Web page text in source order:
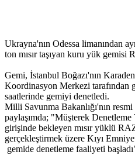
Ukrayna'nın Odessa limanından
ton mısır taşıyan kuru yük gemisi
Gemi, İstanbul Boğazı'nın
Koordinasyon Merkezi tarafından
saatlerinde gemiyi denetledi.
Milli Savunma Bakanlığı'nın resmi
paylaşımda; "Müşterek
girişinde bekleyen mısır yüklü
gerçekleştirmek üzere Kıyı
gemide denetleme faaliyeti